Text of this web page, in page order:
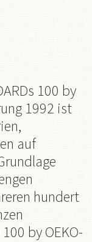
100 by
1992 ist
auf
hundert
by OEKO-